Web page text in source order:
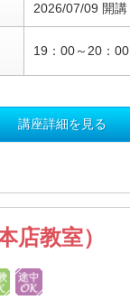
2026/07/09 開講
19：00～20：00
講座詳細を見る
店教室）